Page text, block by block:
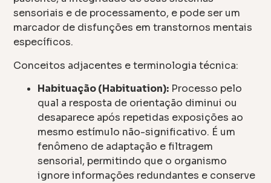
sensoriais e de processamento, e pode ser um
marcador de disfunções em transtornos mentais
específicos.
Conceitos adjacentes e terminologia técnica:
Habituação (Habituation): Processo pelo
qual a resposta de orientação diminui ou
desaparece após repetidas exposições ao
mesmo estímulo não-significativo. É um
fenômeno de adaptação e filtragem
sensorial, permitindo que o organismo
ignore informações redundantes e conserve